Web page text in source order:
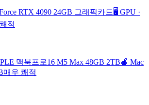
RTX 4090 24GB 그래픽카드 🖥️ GPU ·
쾌적
맥북프로16 M5 Max 48GB 2TB🍎 Mac
매우 쾌적